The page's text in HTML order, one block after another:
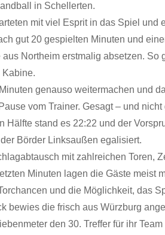
in Schellerten.
mit viel Esprit in das Spiel und
gut 20 gespielten Minuten und
Northeim erstmalig absetzen. So
Kabine.
genauso weitermachen und
vom Trainer. Gesagt – und
Hälfte stand es 22:22 und der
Börder Linksaußen egalisiert.
mit zahlreichen Toren,
Minuten lagen die Gäste meist
und die Möglichkeit, das
bewies die frisch aus Würzburg
den 30. Treffer für ihr